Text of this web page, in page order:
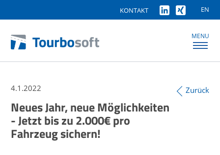
EN
KONTAKT
MENU
4.1.2022
Neues Jahr, neue Möglichkeiten
- Jetzt bis zu 2.000€ pro
Fahrzeug sichern!
Zurück